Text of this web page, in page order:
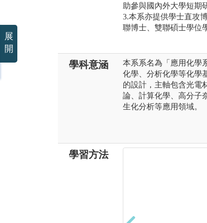
助參與國內外大學短期
3.本系亦提供學士直攻
聯博士、雙聯碩士學位
學科意涵
本系系名為「應用化學
化學、分析化學等化學
的設計，主軸包含光電
論、計算化學、高分子
生化分析等應用領域。
學習方法
展
開